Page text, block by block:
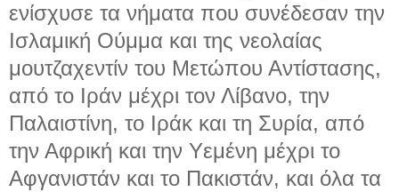
ενίσχυσε τα νήματα που συνέδεσαν την
Ισλαμική Ούμμα και της νεολαίας
μουτζαχεντίν του Μετώπου Αντίστασης,
από το Ιράν μέχρι τον Λίβανο, την
Παλαιστίνη, το Ιράκ και τη Συρία, από
την Αφρική και την Υεμένη μέχρι το
Αφγανιστάν και το Πακιστάν, και όλα τα